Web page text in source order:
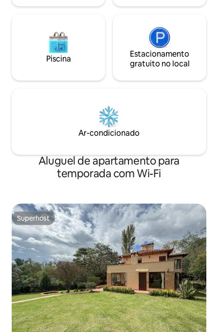
Piscina
Estacionamento
gratuito no local
Ar-condicionado
Aluguel de apartamento para
temporada com Wi-Fi
Superhost
Superhost